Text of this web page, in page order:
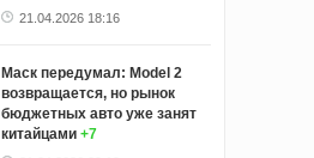
21.04.2026 18:16
Маск передумал: Model 2
возвращается, но рынок
бюджетных авто уже занят
китайцами +7